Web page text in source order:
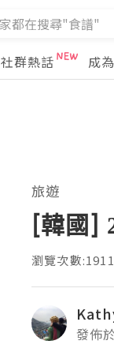
社群熱話 成
旅遊
[韓國]
瀏覽次數:1911
發佈